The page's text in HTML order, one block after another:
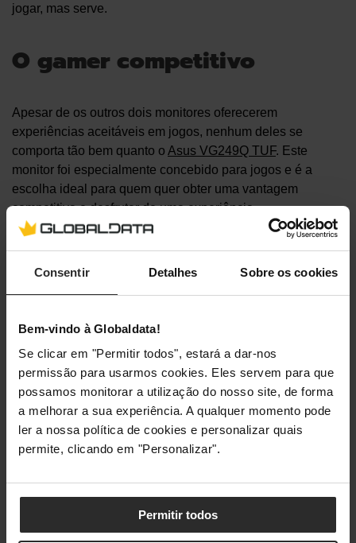
Consentir Detalhes Sobre os cookies
Bem-vindo à Globaldata!
Se clicar em "Permitir todos", estará a dar-nos
permissão para usarmos cookies. Eles servem para que
possamos monitorar a utilização do nosso site, de forma
a melhorar a sua experiência. A qualquer momento pode
ler a nossa política de cookies e personalizar quais
permite, clicando em "Personalizar".
Permitir todos
jogar, mas serve.
O gamer competitivo
Apesar de os outros dois monitores oferecerem
experiências aceitáveis em jogos, nenhum deles se
comporta tão bem quanto o Asus VG249Q TUF. Este
monitor foi especialmente concebido para jogos e é a
escolha ideal para quem quer obter uma vantagem
competitiva e desfrutar de uma experiência
verdadeiramente fluída.
Este monitor tem um visual robusto e, apesar de não tanto
ângulo de inclinação do VG249Q TUF para obter a área
de jogo ideal.
Todos os frames contam
Este monitor de 24 polegadas tem uma resolução Full HD,
o que não é necessariamente algo de novo. No entanto, no
de 144Hz e no seu tempo de resposta de 1ms.